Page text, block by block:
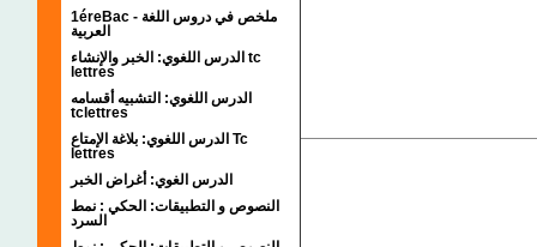
1éreBac - ملخص في دروس اللغة
العربية
الدرس اللغوي: الخبر والإنشاء tc
lettres
الدرس اللغوي: التشبيه أقسامه
tclettres
الدرس اللغوي: بلاغة الإمتاع Tc
lettres
الدرس الغوي: أغراض الخبر
النصوص و التطبيقات: الحكي : نمط
السرد